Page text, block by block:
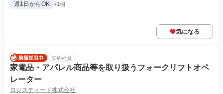
週1日からOK +1個
気になる
契約社員
家電品・アパレル商品等を取り扱うフォークリフトオペ
レーター
ロジスティード株式会社